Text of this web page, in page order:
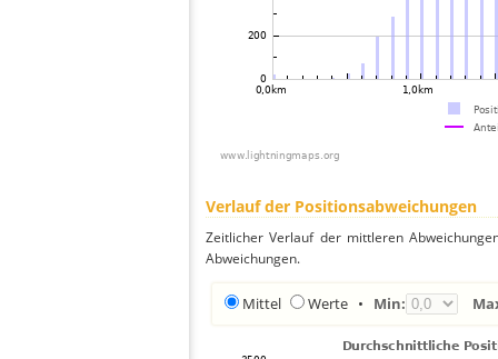
Verlauf der Positionsabweichungen
Zeitlicher Verlauf der mittleren
Abweichungen.
Mittel Werte • Min: